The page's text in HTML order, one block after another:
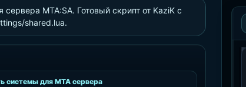
MTA:SA. Готовый скрипт от KaziK с
shared.lua.
системы для MTA сервера